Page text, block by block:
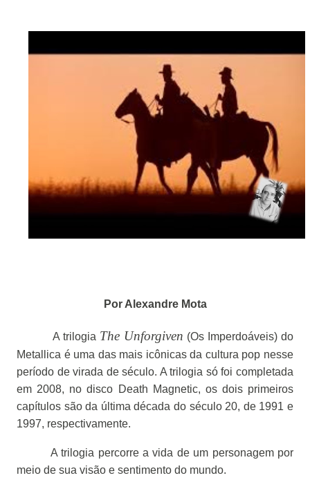
Por Alexandre Mota
A trilogia The Unforgiven (Os Imperdoáveis) do
Metallica é uma das mais icônicas da cultura pop nesse
período de virada de século. A trilogia só foi completada
em 2008, no disco Death Magnetic, os dois primeiros
capítulos são da última década do século 20, de 1991 e
1997, respectivamente.
A trilogia percorre a vida de um personagem por
meio de sua visão e sentimento do mundo.